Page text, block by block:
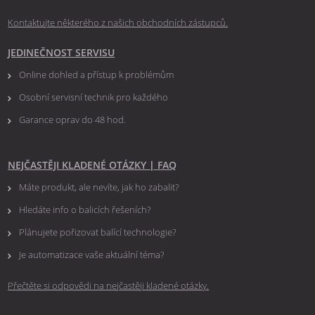
Kontaktujte některého z našich obchodních zástupců.
JEDINEČNOST SERVISU
Online dohled a přístup k problémům
Osobní servisní technik pro každého
Garance oprav do 48 hod.
NEJČASTĚJI KLADENÉ OTÁZKY | FAQ
Máte produkt, ale nevíte, jak ho zabalit?
Hledáte info o balicích řešeních?
Plánujete pořizovat balící technologie?
Je automatizace vaše aktuální téma?
Přečtěte si odpovědi na nejčastěji kladené otázky.